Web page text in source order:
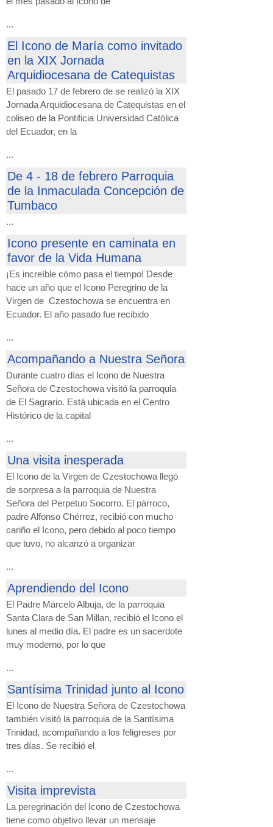
...
El Icono de María como invitado
en la XIX Jornada
Arquidiocesana de Catequistas
El pasado 17 de febrero de se realizó la XIX
Jornada Arquidiocesana de Catequistas en el
coliseo de la Pontificia Universidad Católica
del Ecuador, en la
...
De 4 - 18 de febrero Parroquia
de la Inmaculada Concepción de
Tumbaco
...
Icono presente en caminata en
favor de la Vida Humana
¡Es increíble cómo pasa el tiempo! Desde
hace un año que el Icono Peregrino de la
Virgen de Czestochowa se encuentra en
Ecuador. El año pasado fue recibido
...
Acompañando a Nuestra Señora
Durante cuatro días el Icono de Nuestra
Señora de Czestochowa visitó la parroquia
de El Sagrario. Está ubicada en el Centro
Histórico de la capital
...
Una visita inesperada
El Icono de la Virgen de Czestochowa llegó
de sorpresa a la parroquia de Nuestra
Señora del Perpetuo Socorro. El párroco,
padre Alfonso Chérrez, recibió con mucho
cariño el Icono, pero debido al poco tiempo
que tuvo, no alcanzó a organizar
...
Aprendiendo del Icono
El Padre Marcelo Albuja, de la parroquia
Santa Clara de San Millan, recibió el Icono el
lunes al medio día. El padre es un sacerdote
muy moderno, por lo que
...
Santísima Trinidad junto al Icono
El Icono de Nuestra Señora de Czestochowa
también visitó la parroquia de la Santísima
Trinidad, acompañando a los feligreses por
tres días. Se recibió el
...
Visita imprevista
La peregrinación del Icono de Czestochowa
tiene como objetivo llevar un mensaje